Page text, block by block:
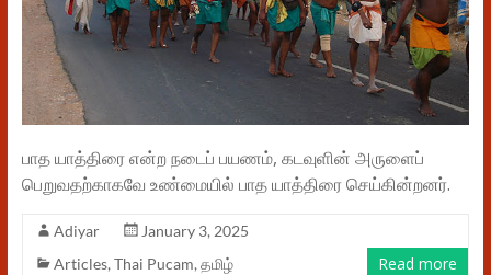
பாத யாத்திரை என்ற நடைப் பயணம், கடவுளின் அருளைப்
பெறுவதற்காகவே உண்மையில் பாத யாத்திரை செய்கின்றனர்.
Adiyar
January 3, 2025
Articles, Thai Pucam, தமிழ் Read more